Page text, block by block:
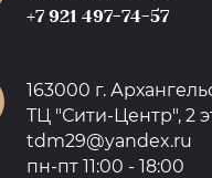
+7 921 497-74-57
163000 г.
ТЦ "Сити-Центр", 2
tdm29@yandex.ru
пн-пт 11:00 - 18:00